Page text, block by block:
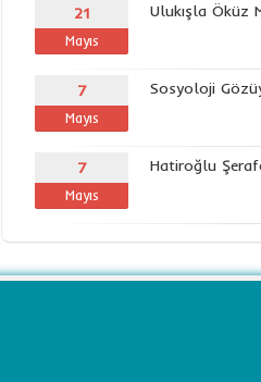
21
Mayıs
Ulukışla Öküz
7
Mayıs
Sosyoloji
7
Mayıs
Hatiroğlu